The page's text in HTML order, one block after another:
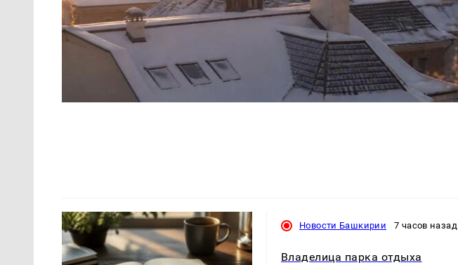
Новости Башкирии 7 часов назад
Владелица парка отдыха